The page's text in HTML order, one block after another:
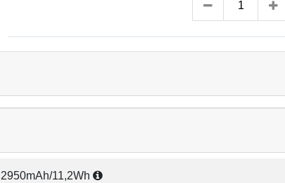
2950mAh/11,2Wh